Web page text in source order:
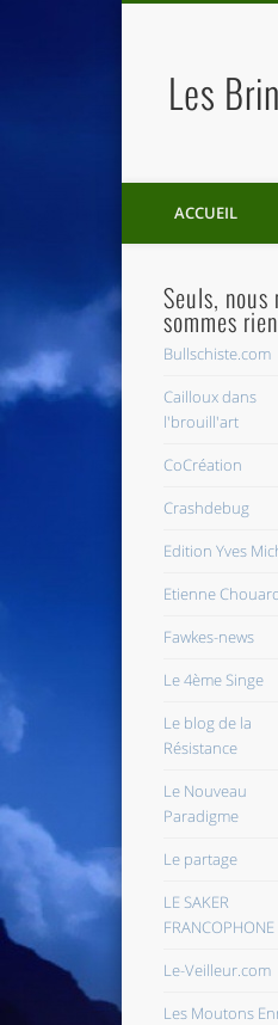
Les
ACCUEIL
Seuls, nous
sommes
Bullschiste.com
Cailloux dans
l'brouill'art
CoCréation
Crashdebug
Edition Yves
Etienne
Fawkes-news
Le 4ème Singe
Le blog de la
Résistance
Le Nouveau
Paradigme
Le partage
LE SAKER
FRANCOPHONE
Le-Veilleur.com
Les Moutons